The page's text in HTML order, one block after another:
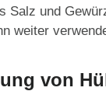
Salz und
weiter
von